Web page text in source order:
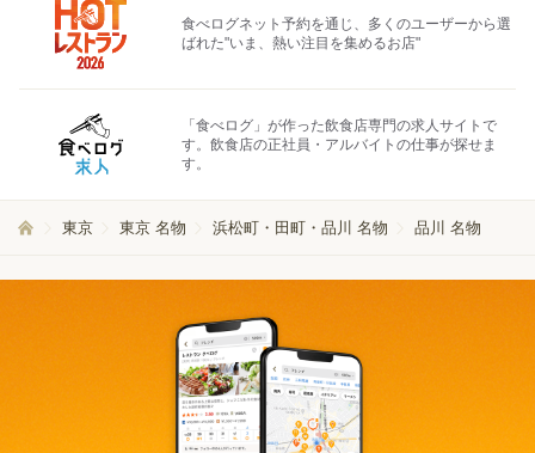
食べログネット予約を通じ、多くのユーザーから選
ばれた"いま、熱い注目を集めるお店"
「食べログ」が作った飲食店専門の求人サイトで
す。飲食店の正社員・アルバイトの仕事が探せま
す。
東京 東京 名物 浜松町・田町・品川 名物 品川 名物